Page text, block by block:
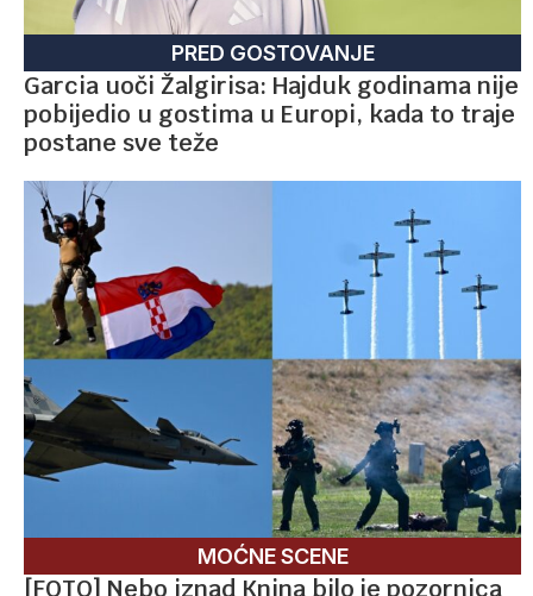
PRED GOSTOVANJE
Garcia uoči Žalgirisa: Hajduk godinama nije
pobijedio u gostima u Europi, kada to traje
postane sve teže
MOĆNE SCENE
[FOTO] Nebo iznad Knina bilo je pozornica